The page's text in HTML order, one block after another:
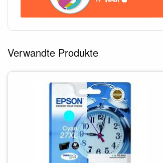
Verwandte Produkte